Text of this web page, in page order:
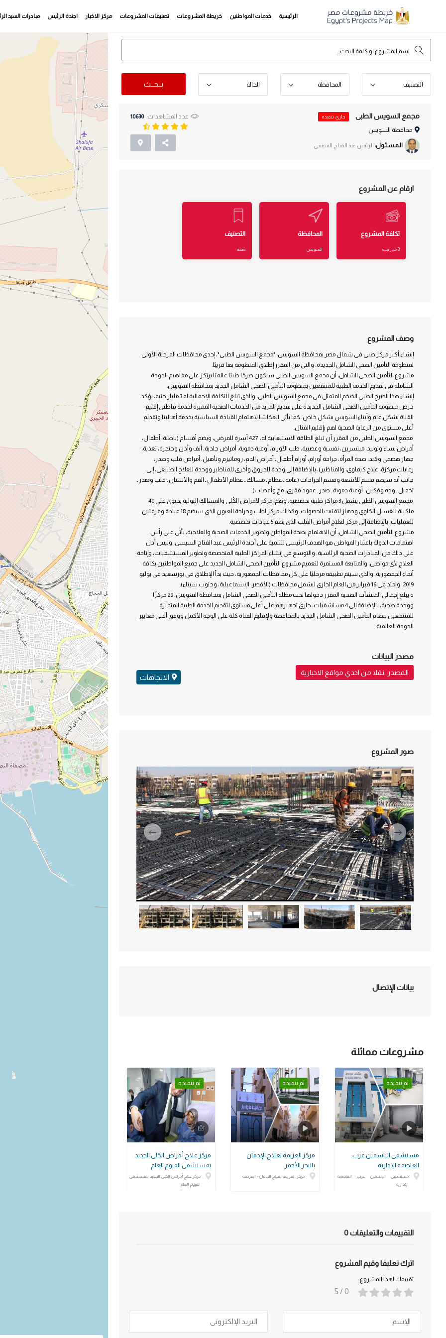
الرئيسية خدمات المواطنين خريطة المشروعات تصنيفات المشروعات مركز الاخبار اجندة الرئيس مبادرات السيد
التصنيف المحافظة الحالة بــحــث
مجمع السويس الطبى جاري تنفيذه
محافظة السويس
الـمـسـئـول: الرئيس عبد الفتاح السيسي
عدد المشاهدات: 10630
ارقام عن المشروع
تكلفة المشروع
3 مليار جنيه
المحافظة
السويس
التصنيف
صحة
وصف المشروع
إنشاء أكبر مركز طبى فى شمال مصر بمحافظة السويس، "مجمع السويس الطبى"، إحدى محافظات المرحلة الأولى
لمنظومة التأمين الصحى الشامل الجديدة، والتى من المقرر إطلاق المنظومة بها قريبًا.
مشروع التأمين الصحى الشامل، أن مجمع السويس الطبى سيكون صرحًا طبيًا عالميًا يرتكز على مفاهيم الجودة
الشاملة فى تقديم الخدمة الطبية للمنتفعين بمنظومة التأمين الصحى الشامل الجديد بمحافظة السويس.
إنشاء هذا الصرح الطبى الضخم المتمثل فى مجمع السويس الطبى، والذى تبلغ التكلفة الإجمالية له 3 مليار جنيه، يؤكد
حرص منظومة التأمين الصحى الشامل الجديدة على تقديم المزيد من الخدمات الصحية المميزة لخدمة قاطنى إقليم
القناة بشكل عام وأبناء السويس بشكل خاص، كما يأتى انعكاسًا لاهتمام القيادة السياسية بخدمة أهالينا وتقديم
أعلى مستوى من الرعاية الصحية لهم بإقليم القنال.
مجمع السويس الطبى من المقرر أن تبلغ الطاقة الاستيعابية له، 427 أسِرة للمرضى، ويضم أقسام (باطنة، أطفال،
أمراض نساء وتوليد، مبتسرين، نفسية وعصبية، طب الأورام، أوعية دموية، أمراض جلدية، أنف وأذن وحنجرة، تغذية،
جهاز هضمى وكبد، صحة المرأة، جراحة أورام، أورام أطفال، أمراض الدم، روماتيزم وتأهيل، أمراض قلب وصدر،
رعايات مركزة، علاج كيماوى، والمناظير)، بالإضافة إلى وحدة للحروق وأخرى للمناظير ووحدة للعلاج الطبيعى، إلى
جانب أنه سيضم قسم للأشعة وقسم الجراحات (عامة ـ عظام ـ مسالك ـ عظام الأطفال ـ الفم والأسنان ـ قلب وصدر ـ
تجميل ـ وجه وفكين ـ أوعية دموية ـ صدر ـ عمود فقرى ـ مخ وأعصاب).
مجمع السويس الطبى يشمل 3 مراكز طبية تخصصية، وهم، مركز لأمراض الكُلى والمسالك البولية يحتوى على 40
ماكينة للغسيل الكلوى وجهاز لتفتيت الحصوات، وكذلك مركز لطب وجراحة العيون الذى سيضم 18 عيادة وغرفتين
للعمليات، بالإضافة إلى مركز لعلاج أمراض القلب الذى يضم 5 عيادات تخصصية.
مشروع التأمين الصحى الشامل، أن الاهتمام بصحة المواطن وتطوير الخدمات الصحية والعلاجية، يأتى على رأس
اهتمامات الدولة باعتبار المواطن هو الهدف الرئيسى للتنمية على أجندة الرئيس عبد الفتاح السيسى، وليس أدل
على ذلك من المبادرات الصحية الرئاسية، والتوسع فى إنشاء المراكز الطبية المتخصصة وتطوير المستشفيات، وإتاحة
العلاج لأى مواطن، والمتابعة المستمرة لتعميم مشروع التأمين الصحى الشامل الجديد على جميع المواطنين بكافة
أنحاء الجمهورية، والذى سيتم تطبيقه مرحليًا على كل محافظات الجمهورية، حيث بدأ الإطلاق فى بورسعيد فى يوليو
2019، وامتد فى 16 فبراير من العام الجارى ليشمل محافظات (الأقصر، الإسماعيلية، وجنوب سيناء).
ه يبلغ إجمالى المنشآت الصحية المقرر دخولها تحت مظلة التأمين الصحى الشامل بمحافظة السويس، 29 مركزًا
ووحدة صحية، بالإضافة إلى 4 مستشفيات، جارى تجهيزهم على أعلى مستوى لتقديم الخدمة الطبية المتميزة
للمنتفعين بنظام التأمين الصحى الشامل الجديد بالمحافظة ولإقليم القناة كله على الوجه الأكمل ووفق أعلى معايير
الجودة العالمية.
مصدر البيانات
المصدر :نقلا من احدي مواقع الاخبارية
الاتجاهات
صور المشروع
السابق التالي
بيانات الإتصال
مشروعات مماثلة
تم تنفيذه
مركز علاج أمراض الكلى الجديد
بمستشفى الفيوم العام
مركز علاج أمراض الكلى الجديد بمستشفى
الفيوم العام
تم تنفيذه
مركز العزيمة لعلاج الإدمان
بالبحر الأحمر
مركز العزيمة لعلاج الادمان - الغردقة
تم تنفيذه
مستشفى الياسمين غرب
العاصمة الإدارية
مستشفى الياسمين غرب العاصمة
الإدارية
التقييمات والتعليقات0
اترك تعليقا وقيم المشروع
تقييمك لهذا المشروع:
0
/ 5